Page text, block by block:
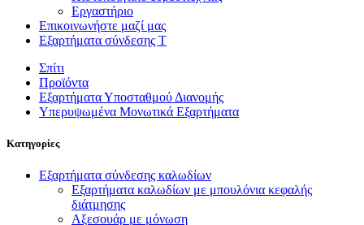
Εργαστήριο
Επικοινωνήστε μαζί μας
Εξαρτήματα σύνδεσης T
Σπίτι
Προϊόντα
Εξαρτήματα Υποσταθμού Διανομής
Υπερυψωμένα Μονωτικά Εξαρτήματα
Κατηγορίες
Εξαρτήματα σύνδεσης καλωδίων
Εξαρτήματα καλωδίων με μπουλόνια κεφαλής
διάτμησης
Αξεσουάρ με μόνωση